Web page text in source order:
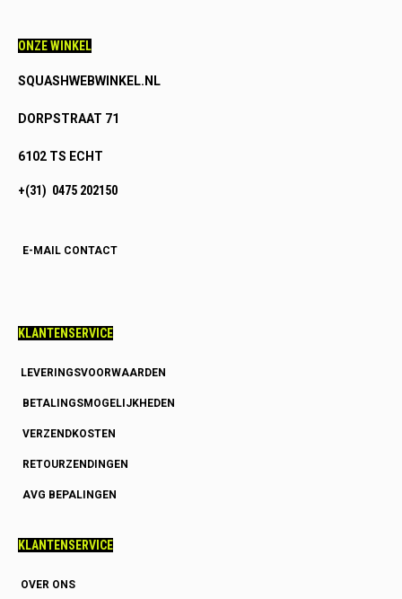
ONZE WINKEL
SQUASHWEBWINKEL.NL
DORPSTRAAT 71
6102 TS ECHT
+(31) 0475 202150
E-MAIL CONTACT
KLANTENSERVICE
LEVERINGSVOORWAARDEN
BETALINGSMOGELIJKHEDEN
VERZENDKOSTEN
RETOURZENDINGEN
AVG BEPALINGEN
KLANTENSERVICE
OVER ONS